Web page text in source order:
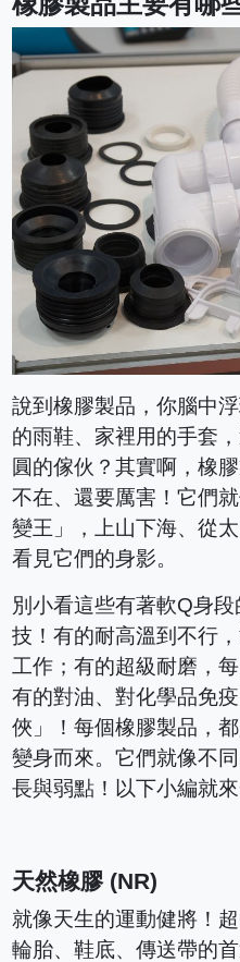
說到橡膠製品，你腦中
的雨鞋、家裡用的手套
圓的傢伙？其實啊，橡
不在、還要厲害！它們
變王」，上山下海、從
看見它們的身影。
別小看這些有著軟Q身
技！有的耐高溫到不行
工作；有的超級耐磨，
有的對油、對化學品免
俠」！每個橡膠製品，
變身而來。它們就像不
長與弱點！以下小編就來
天然橡膠 (NR)
就像天生的運動健將！
輪胎、鞋底、傳送帶的